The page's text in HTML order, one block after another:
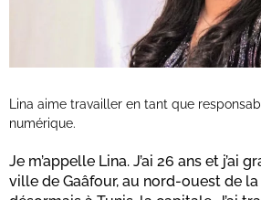
Lina aime travailler en tant que
numérique.
Je m’appelle Lina. J’ai 26 ans et j’ai
ville de Gaâfour, au nord-ouest de la